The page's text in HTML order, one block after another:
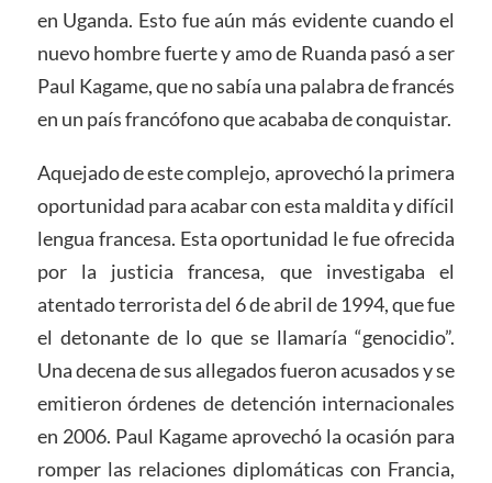
en Uganda. Esto fue aún más evidente cuando el
nuevo hombre fuerte y amo de Ruanda pasó a ser
Paul Kagame, que no sabía una palabra de francés
en un país francófono que acababa de conquistar.
Aquejado de este complejo, aprovechó la primera
oportunidad para acabar con esta maldita y difícil
lengua francesa. Esta oportunidad le fue ofrecida
por la justicia francesa, que investigaba el
atentado terrorista del 6 de abril de 1994, que fue
el detonante de lo que se llamaría “genocidio”.
Una decena de sus allegados fueron acusados y se
emitieron órdenes de detención internacionales
en 2006. Paul Kagame aprovechó la ocasión para
romper las relaciones diplomáticas con Francia,